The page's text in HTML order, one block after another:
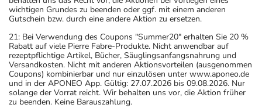
wichtigen Grundes zu beenden oder ggf. mit einem anderen
Gutschein bzw. durch eine andere Aktion zu ersetzen.
21: Bei Verwendung des Coupons "Summer20" erhalten Sie 20 %
Rabatt auf viele Pierre Fabre-Produkte. Nicht anwendbar auf
rezeptpflichtige Artikel, Bücher, Säuglingsanfangsnahrung und
Versandkosten. Nicht mit anderen Aktionsvorteilen (ausgenommen
Coupons) kombinierbar und nur einzulösen unter www.aponeo.de
und in der APONEO App. Gültig: 27.07.2026 bis 09.08.2026. Nur
solange der Vorrat reicht. Wir behalten uns vor, die Aktion früher
zu beenden. Keine Barauszahlung.